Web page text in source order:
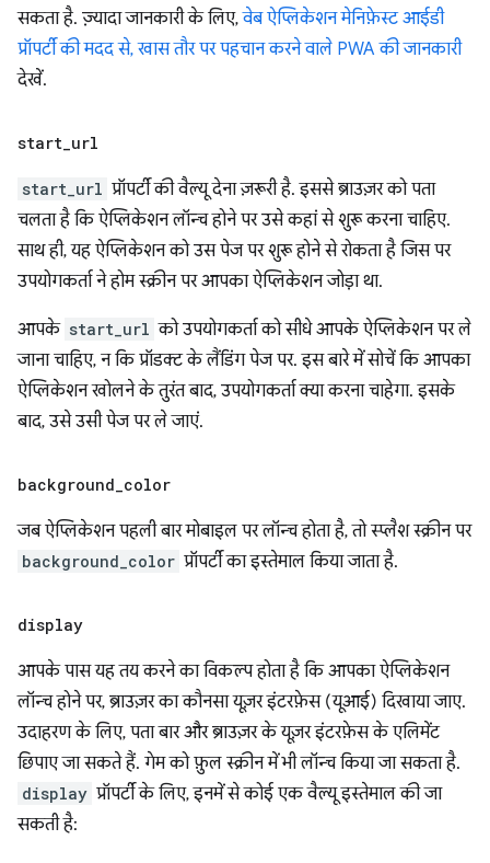
सकता है. ज़्यादा जानकारी के लिए,वेब ऐप्लिकेशन मेनिफ़ेस्ट आईडी
प्रॉपर्टी की मदद से, खास तौर पर पहचान करने वाले PWA की जानकारी
देखें.
start_url
start_url प्रॉपर्टी की वैल्यू देना ज़रूरी है. इससे ब्राउज़र को पता
चलता है कि ऐप्लिकेशन लॉन्च होने पर उसे कहां से शुरू करना चाहिए.
साथ ही, यह ऐप्लिकेशन को उस पेज पर शुरू होने से रोकता है जिस पर
उपयोगकर्ता ने होम स्क्रीन पर आपका ऐप्लिकेशन जोड़ा था.
आपके start_url को उपयोगकर्ता को सीधे आपके ऐप्लिकेशन पर ले
जाना चाहिए, न कि प्रॉडक्ट के लैंडिंग पेज पर. इस बारे में सोचें कि आपका
ऐप्लिकेशन खोलने के तुरंत बाद, उपयोगकर्ता क्या करना चाहेगा. इसके
बाद, उसे उसी पेज पर ले जाएं.
background_color
जब ऐप्लिकेशन पहली बार मोबाइल पर लॉन्च होता है, तो स्प्लैश स्क्रीन पर
background_color प्रॉपर्टी का इस्तेमाल किया जाता है.
display
आपके पास यह तय करने का विकल्प होता है कि आपका ऐप्लिकेशन
लॉन्च होने पर, ब्राउज़र का कौनसा यूज़र इंटरफ़ेस (यूआई) दिखाया जाए.
उदाहरण के लिए, पता बार और ब्राउज़र के यूज़र इंटरफ़ेस के एलिमेंट
छिपाए जा सकते हैं. गेम को फ़ुल स्क्रीन में भी लॉन्च किया जा सकता है.
display प्रॉपर्टी के लिए, इनमें से कोई एक वैल्यू इस्तेमाल की जा
सकती है: